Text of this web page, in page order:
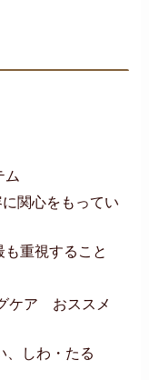
ム
関心をもってい
重視すること
ケア おススメ
、しわ・たる